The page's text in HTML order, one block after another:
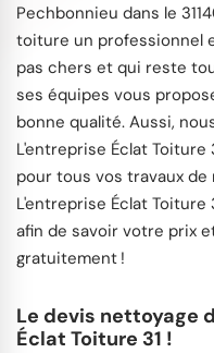
Pechbonnieu dans le
toiture un professionnel
pas chers et qui reste
ses équipes vous
bonne qualité. Aussi,
L'entreprise Éclat Toiture
pour tous vos travaux
L'entreprise Éclat
afin de savoir votre prix
gratuitement !
Le devis nettoyage
Éclat Toiture 31 !